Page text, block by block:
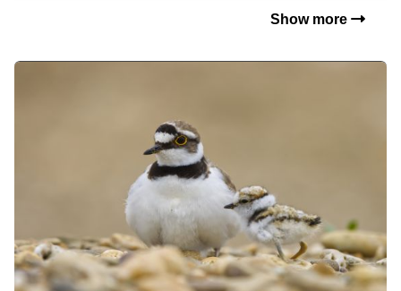
Show more